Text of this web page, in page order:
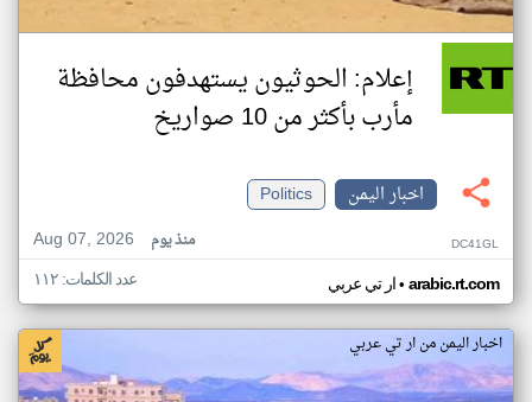
إعلام: الحوثيون يستهدفون محافظة
مأرب بأكثر من 10 صواريخ
اخبار اليمن
Politics
Aug 07, 2026
منذ يوم DC41GL
ار تي عربي• arabic.rt.com عدد الكلمات: ١١٢
اخبار اليمن من ار تي عربي